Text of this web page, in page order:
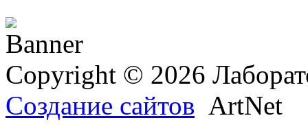
Copyright © 2026
Создание сайтов ArtNet